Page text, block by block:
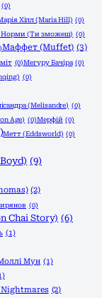
(0)
Хілл (Maria Hill) (0)
Норми (Ти зможеш) (0)
Маффет (Muffet) (3)
(0)Мегуру Бачіра (0)
(0)
(Melisandre) (0)
Age) (0)Мерфій (0)
Метт (Eddsworld) (0)
(9)
(2)
(0)
Chai Story) (6)
(1)
Мун (1)
(2)